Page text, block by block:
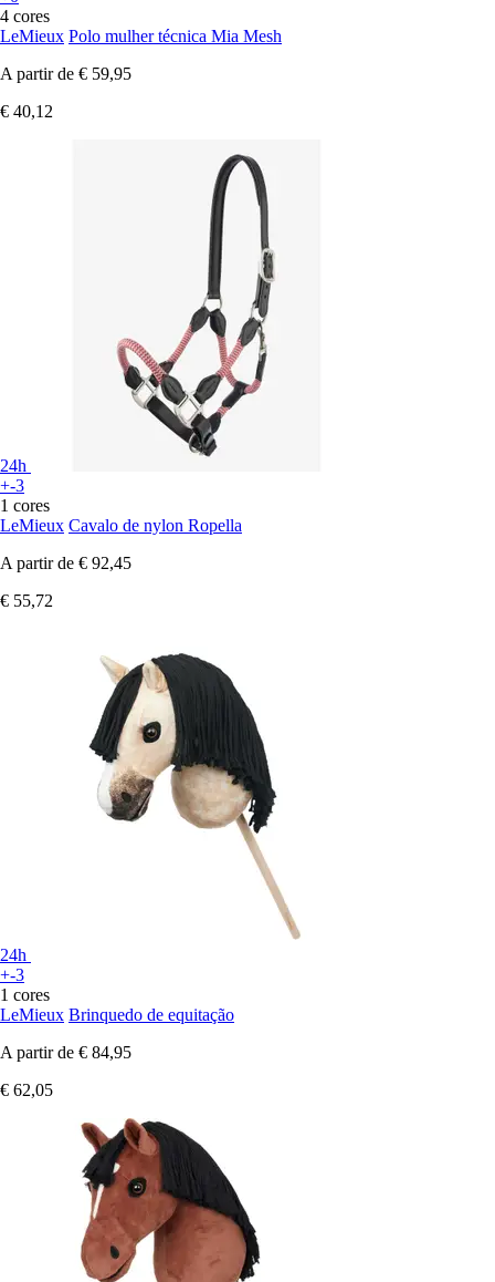
4 cores
LeMieux Polo mulher técnica Mia Mesh
A partir de € 59,95
€ 40,12
24h
+-3
1 cores
LeMieux Cavalo de nylon Ropella
A partir de € 92,45
€ 55,72
24h
+-3
1 cores
LeMieux Brinquedo de equitação
A partir de € 84,95
€ 62,05